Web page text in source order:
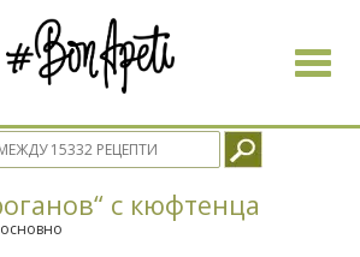
Toggle
с кюфтенца